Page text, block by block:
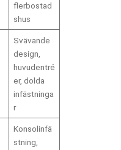
flerbostad
shus
Svävande
design,
huvudentré
er, dolda
infästninga
r
Konsolinfä
stning,